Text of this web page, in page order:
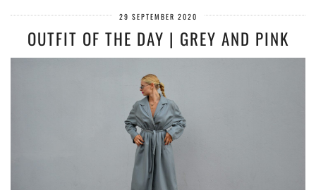
29 SEPTEMBER 2020
OUTFIT OF THE DAY | GREY AND PINK